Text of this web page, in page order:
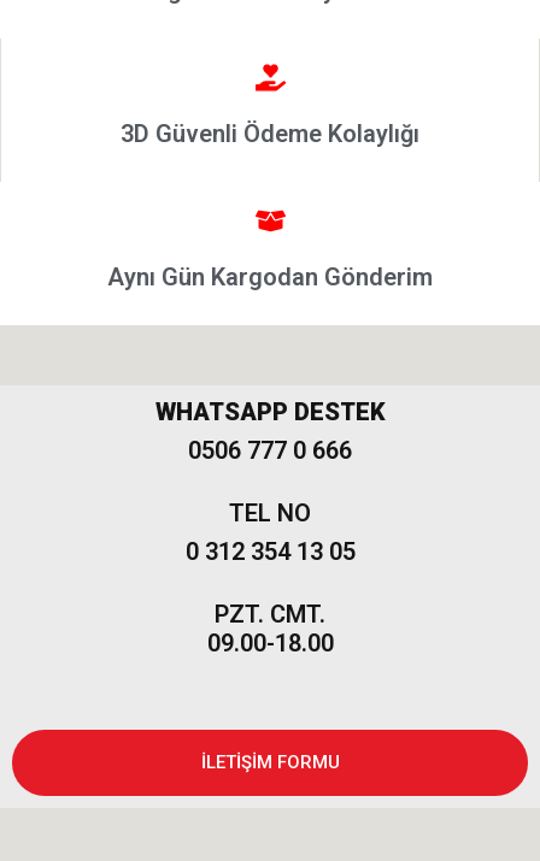
3D Güvenli Ödeme Kolaylığı
Aynı Gün Kargodan Gönderim
WHATSAPP DESTEK
0506 777 0 666
TEL NO
0 312 354 13 05
PZT. CMT.
09.00-18.00
İLETİŞİM FORMU